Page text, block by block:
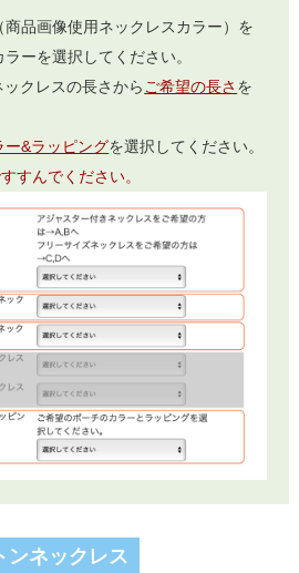
商品画像使用ネックレスカラー）を
ーを選択してください。
クレスの長さから ご希望の長さ を
ー&ラッピングを選択してください。
すんでください。
ンネックレス